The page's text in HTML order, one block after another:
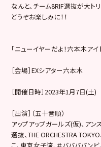
なんと、チーム8RIF選抜が大ト
どうぞお楽しみに！！
「ニューイヤーだよ！六本木アイ
［会場］EXシアター六本木
［開催日時］2023年1月7日(
［出演］（五十音順）
アップアップガールズ(仮)、アン
選抜、THE ORCHESTRA